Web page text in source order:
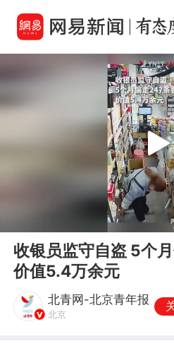
收银员监守自盗 5个
价值5.4万余元
北青网-北京青年报
北京